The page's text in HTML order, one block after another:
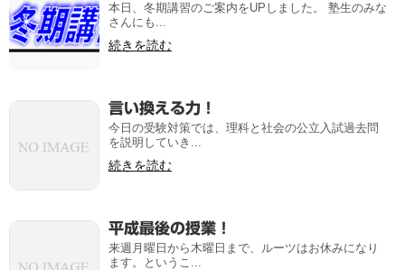
本日、冬期講習のご案内をUPしました。 塾生のみな
さんにも...
続きを読む
言い換える力！
今日の受験対策では、理科と社会の公立入試過去問
を説明していき...
続きを読む
平成最後の授業！
来週月曜日から木曜日まで、ルーツはお休みになり
ます。というこ...